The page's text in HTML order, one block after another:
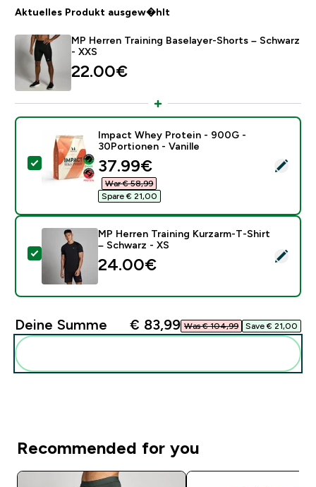
Aktuelles Produkt ausgew�hlt
MP Herren Training Baselayer-Shorts – Schwarz
- XXS
22.00€‎
Dieses Produkt ausw�hlen - Impact Whey Protein -
Impact Whey Protein - 900G -
30Portionen - Vanille
discounted price
37.99€‎
War € 58,99‎
Spare € 21,00‎
Dieses Produkt ausw�hlen - MP Herren Training
MP Herren Training Kurzarm-T-Shirt
– Schwarz - XS
24.00€‎
Deine Summe € 83,99‎ Was € 104,99‎ Save € 21,00‎
Recommended for you